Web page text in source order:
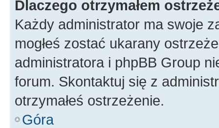
Dlaczego otrzymałem
Każdy administrator ma swoje
mogłeś zostać ukarany
administratora i phpBB Group
forum. Skontaktuj się z
otrzymałeś ostrzeżenie.
Góra